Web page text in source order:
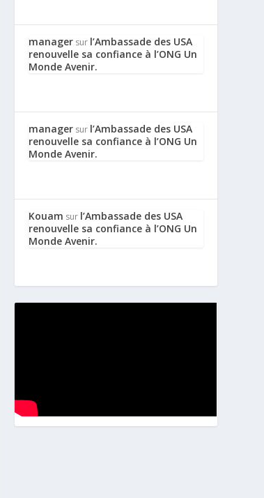
manager sur l’Ambassade des USA
renouvelle sa confiance à l’ONG Un
Monde Avenir.
manager sur l’Ambassade des USA
renouvelle sa confiance à l’ONG Un
Monde Avenir.
Kouam sur l’Ambassade des USA
renouvelle sa confiance à l’ONG Un
Monde Avenir.